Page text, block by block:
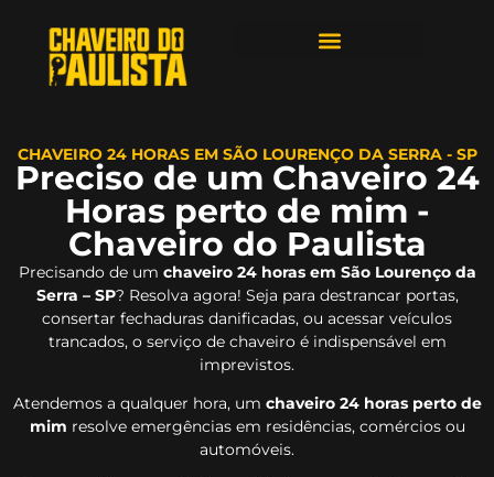
CHAVEIRO 24 HORAS EM SÃO LOURENÇO DA SERRA - SP
Preciso de um Chaveiro 24
Horas perto de mim -
Chaveiro do Paulista
Precisando de um chaveiro 24 horas em São Lourenço da
Serra – SP? Resolva agora! Seja para destrancar portas,
consertar fechaduras danificadas, ou acessar veículos
trancados, o serviço de chaveiro é indispensável em
imprevistos.
Atendemos a qualquer hora, um chaveiro 24 horas perto de
mim resolve emergências em residências, comércios ou
automóveis.